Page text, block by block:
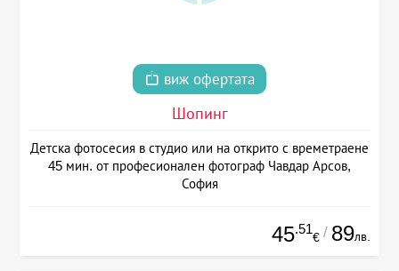
виж офертата
Шопинг
Детска фотосесия в студио или на открито с времетраене
45 мин. от професионален фотограф Чавдар Арсов,
София
45.51
€ / 89лв.